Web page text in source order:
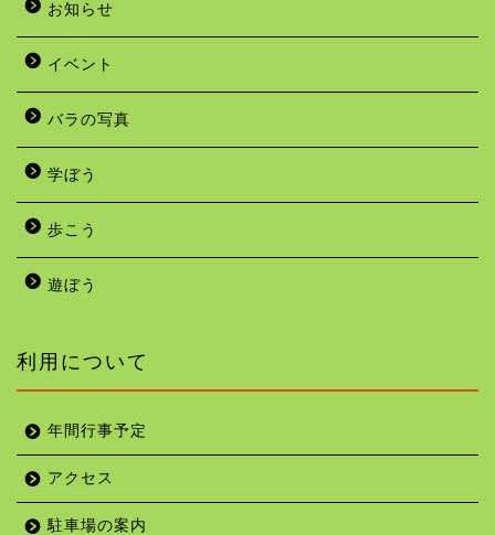
お知らせ
イベント
バラの写真
学ぼう
歩こう
遊ぼう
利用について
年間行事予定
アクセス
駐車場の案内